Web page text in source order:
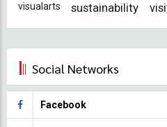
visualarts
sustainability
Social Networks
Facebook